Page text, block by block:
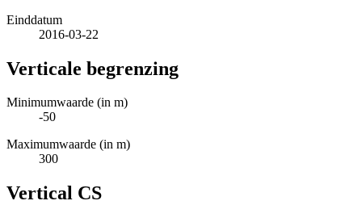
Einddatum
2016-03-22
Verticale begrenzing
Minimumwaarde (in m)
-50
Maximumwaarde (in m)
300
Vertical CS